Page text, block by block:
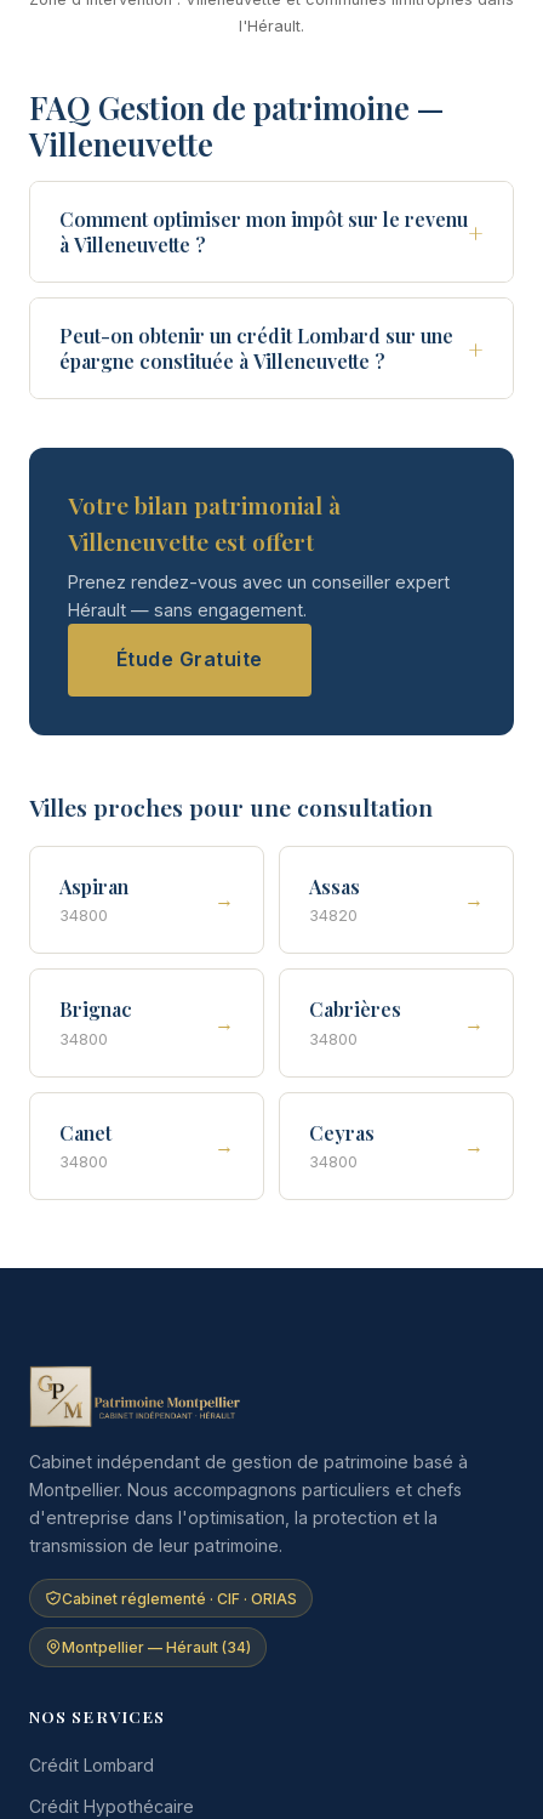
l'Hérault.
FAQ Gestion de patrimoine —
Villeneuvette
Comment optimiser mon impôt sur le revenu
à Villeneuvette ?
+
Peut-on obtenir un crédit Lombard sur une
épargne constituée à Villeneuvette ?
+
Votre bilan patrimonial à
Villeneuvette est offert
Prenez rendez-vous avec un conseiller expert
Hérault — sans engagement.
Étude Gratuite
Villes proches pour une consultation
Aspiran
34800
→
Assas
34820
→
Brignac
34800
→
Cabrières
34800
→
Canet
34800
→
Ceyras
34800
→
Cabinet indépendant de gestion de patrimoine basé à
Montpellier. Nous accompagnons particuliers et chefs
d'entreprise dans l'optimisation, la protection et la
transmission de leur patrimoine.
Cabinet réglementé · CIF · ORIAS
Montpellier — Hérault (34)
NOS SERVICES
Crédit Lombard
Crédit Hypothécaire